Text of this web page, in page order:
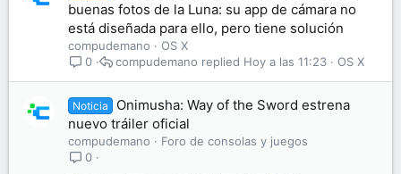
buenas fotos de la Luna: su app de cámara no
está diseñada para ello, pero tiene solución
compudemano
OS X
0
OS X
Hoy a las 11:23
compudemano
Noticia
Onimusha: Way of the Sword estrena
nuevo tráiler oficial
compudemano
Foro de consolas y juegos
0